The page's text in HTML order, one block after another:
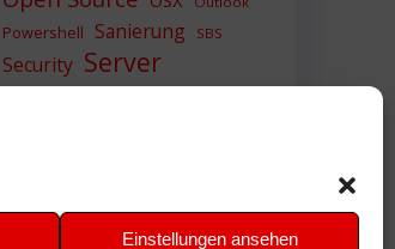
Einstellungen ansehen
Powershell Sanierung SBS
Security Server
Sicherheit SIEM
VMWare VPN WAZUH